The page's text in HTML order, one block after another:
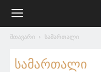
მთავარი სამართალი
სამართალი